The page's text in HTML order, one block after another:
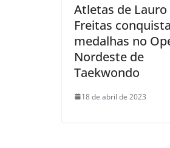
Atletas de Lauro
Freitas
medalhas no
Nordeste de
Taekwondo
18 de abril de 2023